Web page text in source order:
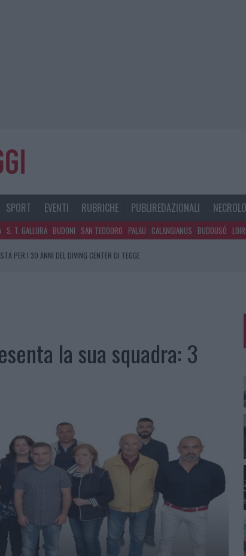
SPORT EVENTI RUBRICHE PUBLIREDAZIONALI
S. T. GALLURA BUDONI SAN TEODORO PALAU CALANGIANUS BUDDUSÒ
PER I 30 ANNI DEL DIVING CENTER DI TEGGE
L’AUTO AD ARZACHENA: FERITO IL CONDUCENTE
la sua squadra: 3